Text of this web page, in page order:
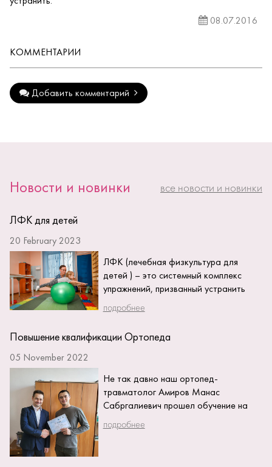
08.07.2016
КОММЕНТАРИИ
Добавить комментарий
Новости и новинки все новости и новинки
ЛФК для детей
20 February 2023
ЛФК (лечебная физкультура для
детей ) – это системный комплекс
упражнений, призванный устранить
нарушение детских заболеваний или
травм, а также...
подробнее
Повышение квалификации Ортопеда
05 November 2022
Не так давно наш ортопед-
травматолог Амиров Манас
Сабргалиевич прошел обучение на
мастер классе выдающегося врача
из Ярославля Вавилова Максима
подробнее